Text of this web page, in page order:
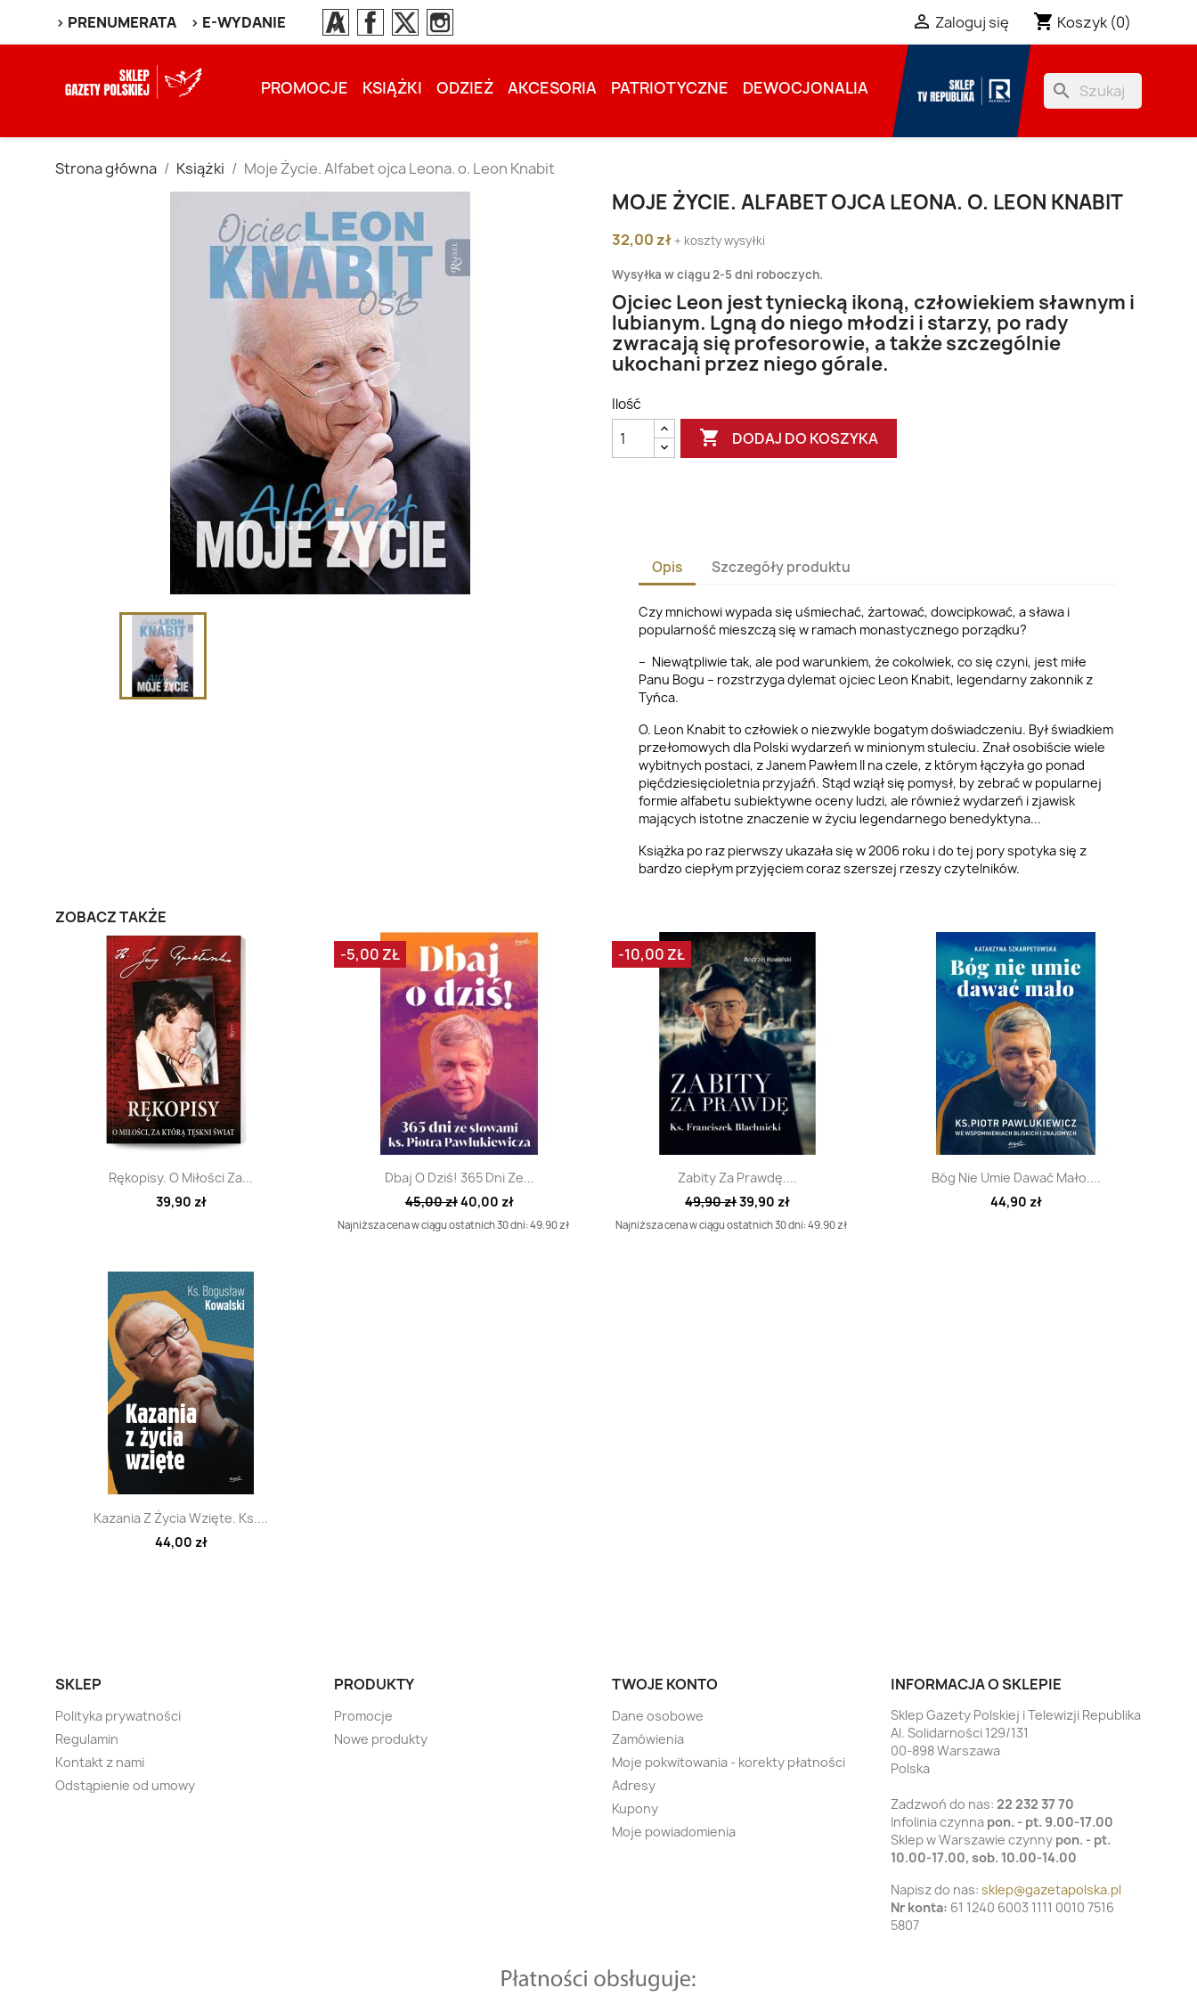
> PRENUMERATA > E-WYDANIE  Zaloguj się shopping_cart Koszyk (0)
PROMOCJE KSIĄŻKI ODZIEŻ AKCESORIA PATRIOTYCZNE DEWOCJONALIA search
Strona główna Książki Moje Życie. Alfabet ojca Leona. o. Leon Knabit
MOJE ŻYCIE. ALFABET OJCA LEONA. O. LEON KNABIT
32,00 zł + koszty wysyłki
Wysyłka w ciągu 2-5 dni roboczych.
Ojciec Leon jest tyniecką ikoną, człowiekiem sławnym i
lubianym. Lgną do niego młodzi i starzy, po rady
zwracają się profesorowie, a także szczególnie
ukochani przez niego górale.
Ilość
 DODAJ DO KOSZYKA
Opis Szczegóły produktu
Czy mnichowi wypada się uśmiechać, żartować, dowcipkować, a sława i
popularność mieszczą się w ramach monastycznego porządku?
– Niewątpliwie tak, ale pod warunkiem, że cokolwiek, co się czyni, jest miłe
Panu Bogu – rozstrzyga dylemat ojciec Leon Knabit, legendarny zakonnik z
Tyńca.
O. Leon Knabit to człowiek o niezwykle bogatym doświadczeniu. Był świadkiem
przełomowych dla Polski wydarzeń w minionym stuleciu. Znał osobiście wiele
wybitnych postaci, z Janem Pawłem II na czele, z którym łączyła go ponad
pięćdziesięcioletnia przyjaźń. Stąd wziął się pomysł, by zebrać w popularnej
formie alfabetu subiektywne oceny ludzi, ale również wydarzeń i zjawisk
mających istotne znaczenie w życiu legendarnego benedyktyna...
Książka po raz pierwszy ukazała się w 2006 roku i do tej pory spotyka się z
bardzo ciepłym przyjęciem coraz szerszej rzeszy czytelników.
ZOBACZ TAKŻE
Szybki podgląd
Rękopisy. O Miłości Za...
39,90 zł
Szybki podgląd
Dbaj O Dziś! 365 Dni Ze...
45,00 zł40,00 zł
Najniższa cena w ciągu ostatnich 30 dni: 49.90 zł
-5,00 ZŁ
Szybki podgląd
Zabity Za Prawdę....
49,90 zł39,90 zł
Najniższa cena w ciągu ostatnich 30 dni: 49.90 zł
-10,00 ZŁ
Szybki podgląd
Bóg Nie Umie Dawać Mało....
44,90 zł
Szybki podgląd
Kazania Z Życia Wzięte. Ks....
44,00 zł
SKLEP
Polityka prywatności
Regulamin
Kontakt z nami
Odstąpienie od umowy
PRODUKTY
Promocje
Nowe produkty
TWOJE KONTO
Dane osobowe
Zamówienia
Moje pokwitowania - korekty płatności
Adresy
Kupony
Moje powiadomienia
INFORMACJA O SKLEPIE
Sklep Gazety Polskiej i Telewizji Republika
Al. Solidarności 129/131
00-898 Warszawa
Polska
Zadzwoń do nas: 22 232 37 70
Infolinia czynna pon. - pt. 9.00-17.00
Sklep w Warszawie czynny pon. - pt.
10.00-17.00, sob. 10.00-14.00
Napisz do nas: sklep@gazetapolska.pl
Nr konta: 61 1240 6003 1111 0010 7516
5807